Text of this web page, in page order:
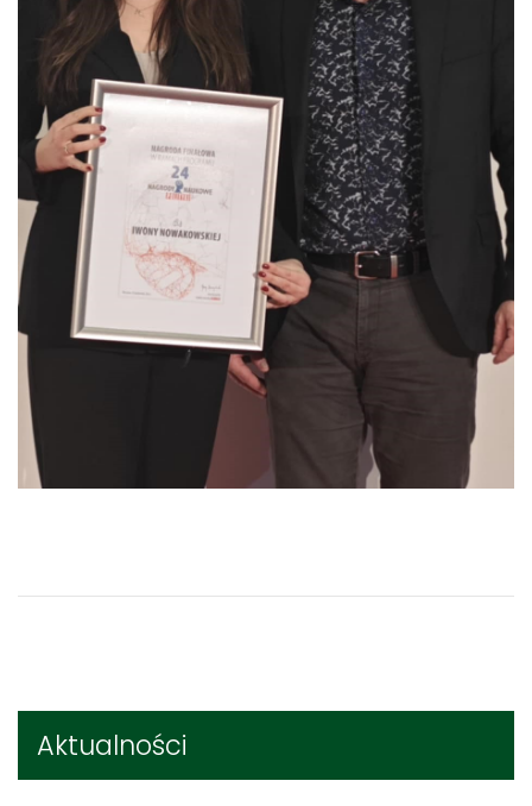
Aktualności